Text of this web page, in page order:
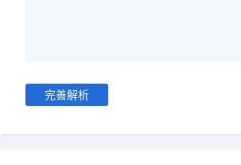
完善解析